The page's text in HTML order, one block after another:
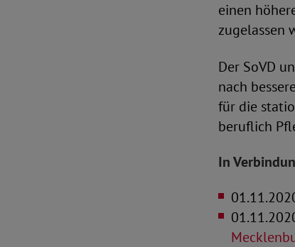
einen
zugelassen
Der SoVD
nach
für die
beruflich
In